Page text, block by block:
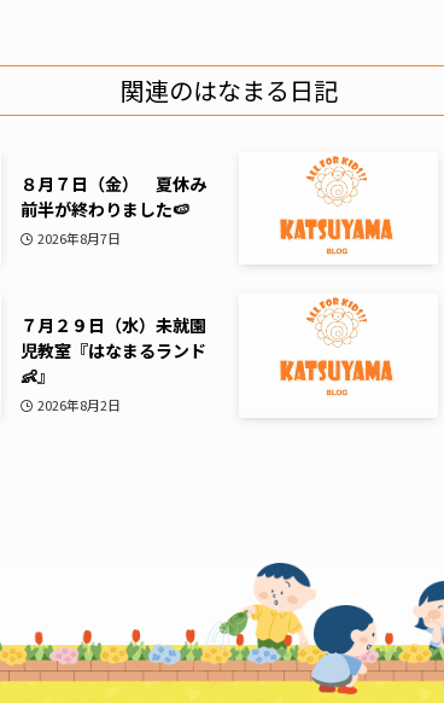
関連のはなまる日記
８月７日（金） 夏休み
前半が終わりました🍉
2026年8月7日
７月２９日（水）未就園
児教室『はなまるランド
👶』
2026年8月2日